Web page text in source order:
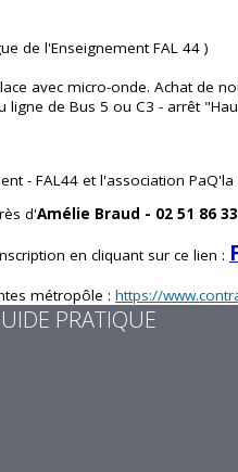
de l'Enseignement FAL 44 )
avec micro-onde. Achat de
ligne de Bus 5 ou C3 - arrêt
- FAL44 et l'association PaQ'la
d'Amélie Braud - 02 51 86
en cliquant sur ce lien :
métropôle : https://
PRATIQUE